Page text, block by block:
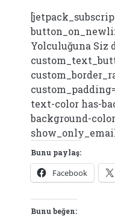
Yolculuğuna Siz
text-color has-
background-
Bunu paylaş:
Facebook
Bunu beğen: